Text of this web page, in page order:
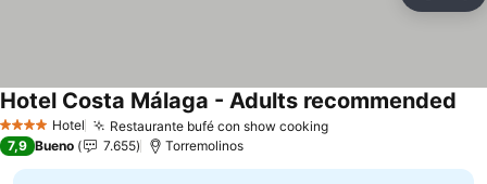
4 EstrellasHotel Restaurante bufé con show cookingVer precios
Hotel Costa Málaga - Adults recommended
7,9 Bueno 7.655 Torremolinos